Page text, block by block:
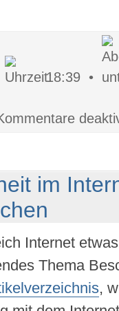
18:39 •
im
Internet
Thema
,